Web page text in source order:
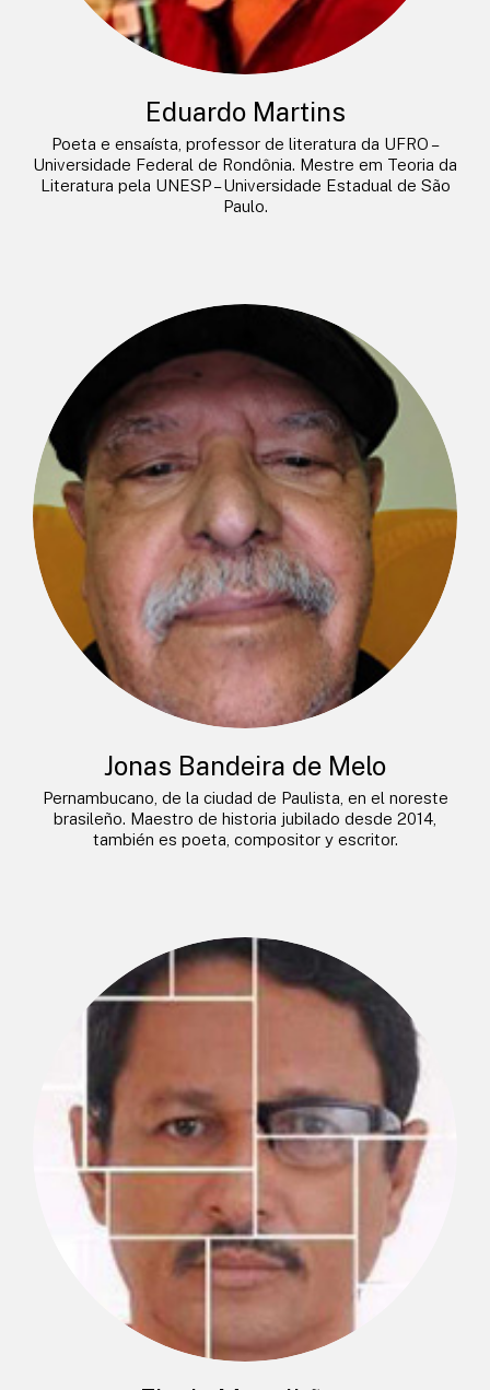
Eduardo Martins
Poeta e ensaísta, professor de literatura da UFRO –
Universidade Federal de Rondônia. Mestre em Teoria da
Literatura pela UNESP – Universidade Estadual de São
Paulo.
Jonas Bandeira de Melo
Pernambucano, de la ciudad de Paulista, en el noreste
brasileño. Maestro de historia jubilado desde 2014,
también es poeta, compositor y escritor.